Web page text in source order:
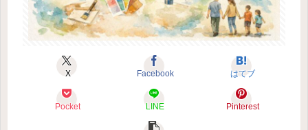
X Facebook はてブ
Pocket LINE Pinterest